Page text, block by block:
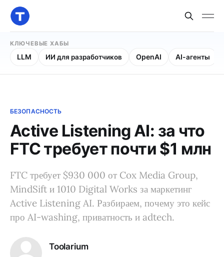
КЛЮЧЕВЫЕ ХАБЫ
LLM ИИ для разработчиков OpenAI AI-агенты
БЕЗОПАСНОСТЬ
Active Listening AI: за что
FTC требует почти $1 млн
FTC требует $930 000 от Cox Media Group,
MindSift и 1010 Digital Works за маркетинг
Active Listening AI. Разбираем, почему это кейс
про AI-washing, приватность и adtech.
Toolarium